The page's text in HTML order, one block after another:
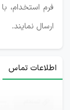
فرم استخدام،
ارسال نمایند.
اطلاعات تماس